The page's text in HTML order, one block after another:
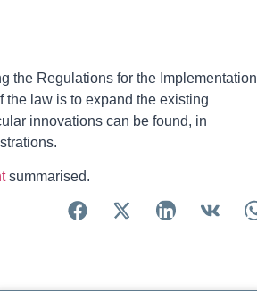
the Regulations for the Implementation
the law is to expand the existing
innovations can be found, in
summarised.